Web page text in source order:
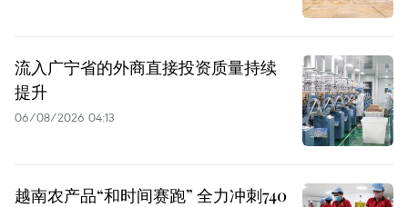
流入广宁省的外商直接投资质量持续
提升
06/08/2026 04:13
越南农产品“和时间赛跑” 全力冲刺740